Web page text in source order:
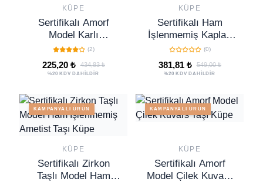
KÜPE
Sertifikalı Amorf
Model Karlı
Obsidyen Taşı Küpe
(2)
225,20 ₺ 434,83 ₺
%20 KDV DAHİLDİR
KÜPE
Sertifikalı Ham
İşlenmemiş Kaplan
Gözü Taşı Küpe
(0)
381,81 ₺ 549,00 ₺
%20 KDV DAHİLDİR
KAMPANYALI ÜRÜN
KÜPE
Sertifikalı Zirkon
Taşlı Model Ham
KAMPANYALI ÜRÜN
KÜPE
Sertifikalı Amorf
Model Çilek Kuvars